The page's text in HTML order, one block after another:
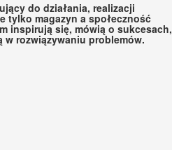
do działania, realizacji
tylko magazyn a społeczność
inspirują się, mówią o sukcesach,
w rozwiązywaniu problemów.